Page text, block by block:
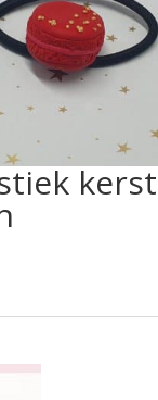
kerst